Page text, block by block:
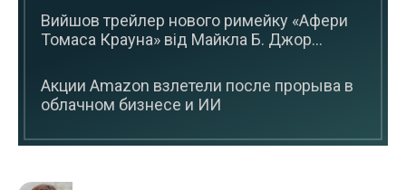
Вийшов трейлер нового римейку «Афери
Томаса Крауна» від Майкла Б. Джор...
Акции Amazon взлетели после прорыва в
облачном бизнесе и ИИ